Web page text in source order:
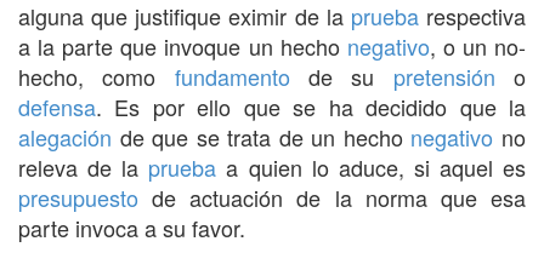
alguna que justifique eximir de la pruebarespectiva
a la parte que invoque un hecho negativo, o un no-
hecho, como fundamento de su pretensión o
defensa. Es por ello que se ha decidido que la
alegación de que se trata de un hecho negativo no
releva de la prueba a quien lo aduce, si aquel es
presupuesto de actuación de la norma que esa
parte invoca a su favor.